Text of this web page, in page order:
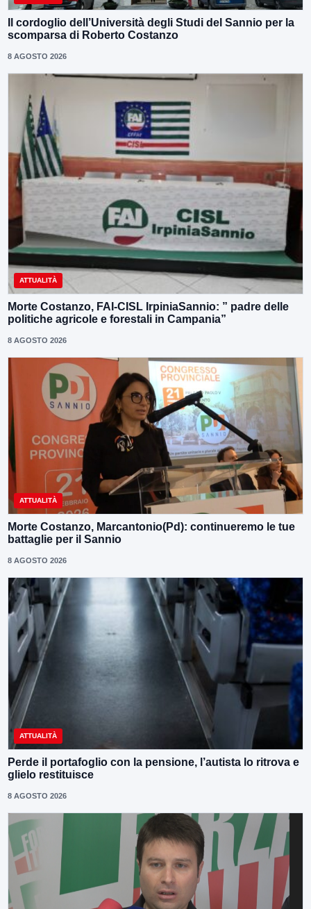
Il cordoglio dell’Università degli Studi del Sannio per la
scomparsa di Roberto Costanzo
8 AGOSTO 2026
ATTUALITÀ
Morte Costanzo, FAI-CISL IrpiniaSannio: ” padre delle
politiche agricole e forestali in Campania”
8 AGOSTO 2026
ATTUALITÀ
Morte Costanzo, Marcantonio(Pd): continueremo le tue
battaglie per il Sannio
8 AGOSTO 2026
ATTUALITÀ
Perde il portafoglio con la pensione, l’autista lo ritrova e
glielo restituisce
8 AGOSTO 2026